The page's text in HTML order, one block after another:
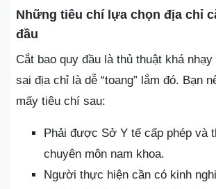
Những tiêu chí lựa chọn địa chỉ
đầu
Cắt bao quy đầu là thủ thuật khá
sai địa chỉ là dễ “toang” lắm đó. Bạn
mấy tiêu chí sau:
Phải được Sở Y tế cấp phép và
chuyên môn nam khoa.
Người thực hiện cần có kinh